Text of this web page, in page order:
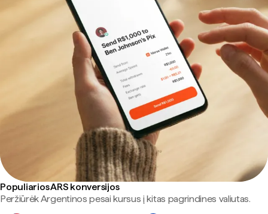
Populiarios ARS konversijos
Peržiūrėk Argentinos pesai kursus į kitas pagrindines valiutas.